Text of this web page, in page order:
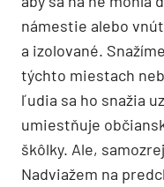
námestie alebo
a izolované.
týchto miestach
ľudia sa ho snažia
umiestňuje
škôlky. Ale,
Nadviažem na